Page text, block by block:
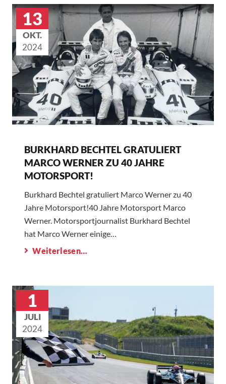
13
OKT.
2024
BURKHARD BECHTEL GRATULIERT
MARCO WERNER ZU 40 JAHRE
MOTORSPORT!
Burkhard Bechtel gratuliert Marco Werner zu 40
Jahre Motorsport!40 Jahre Motorsport Marco
Werner. Motorsportjournalist Burkhard Bechtel
hat Marco Werner einige…
Weiterlesen…
1
JULI
2024